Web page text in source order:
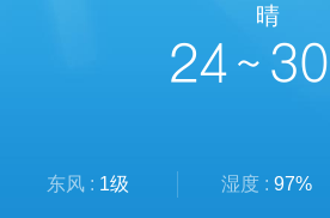
晴
24 ~ 30
东风 : 1级 湿度 : 97%